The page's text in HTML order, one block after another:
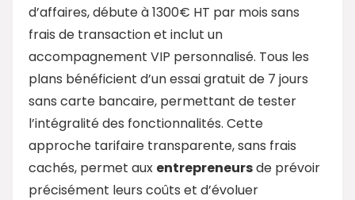
d’affaires, débute à 1300€ HT par mois sans
frais de transaction et inclut un
accompagnement VIP personnalisé. Tous les
plans bénéficient d’un essai gratuit de 7 jours
sans carte bancaire, permettant de tester
l’intégralité des fonctionnalités. Cette
approche tarifaire transparente, sans frais
cachés, permet aux entrepreneursde prévoir
précisément leurs coûts et d’évoluer